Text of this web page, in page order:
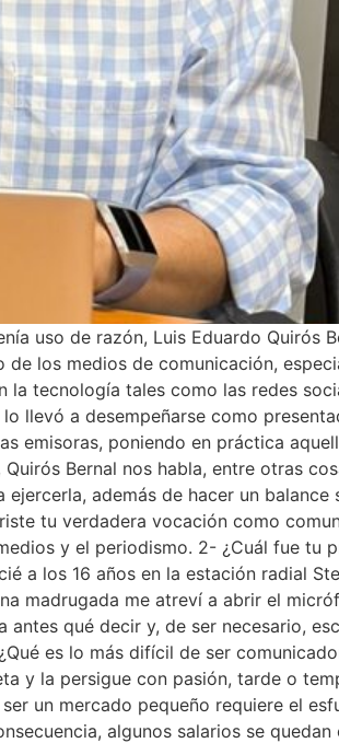
uso de razón, Luis Eduardo Quirós
los medios de comunicación,
la tecnología tales como las redes
llevó a desempeñarse como
emisoras, poniendo en práctica
Bernal nos habla, entre otras
además de hacer un balance
tu verdadera vocación como
y el periodismo. 2- ¿Cuál fue tu
a los 16 años en la estación radial
madrugada me atreví a abrir el
qué decir y, de ser necesario,
es lo más difícil de ser
y la persigue con pasión, tarde o
un mercado pequeño requiere el
algunos salarios se